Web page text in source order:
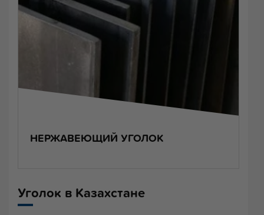
НЕРЖАВЕЮЩИЙ УГОЛОК
Уголок в Казахстане